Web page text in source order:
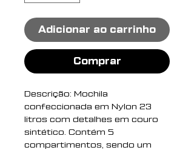
Adicionar ao carrinho
Comprar
Descrição: Mochila
confeccionada em Nylon 23
litros com detalhes em couro
sintético. Contém 5
compartimentos, sendo um